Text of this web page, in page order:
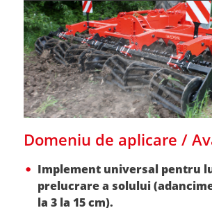
Domeniu de aplicare /
Implement universal pentru
prelucrare a solului
la 3 la 15 cm).